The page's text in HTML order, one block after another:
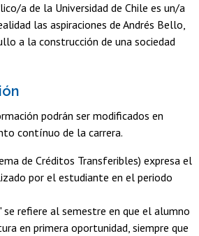
a de la Universidad de Chile es un/a
las aspiraciones de Andrés Bello,
a la construcción de una sociedad
podrán ser modificados en
contínuo de la carrera.
de Créditos Transferibles) expresa el
por el estudiante en el periodo
se refiere al semestre en que el alumno
en primera oportunidad, siempre que